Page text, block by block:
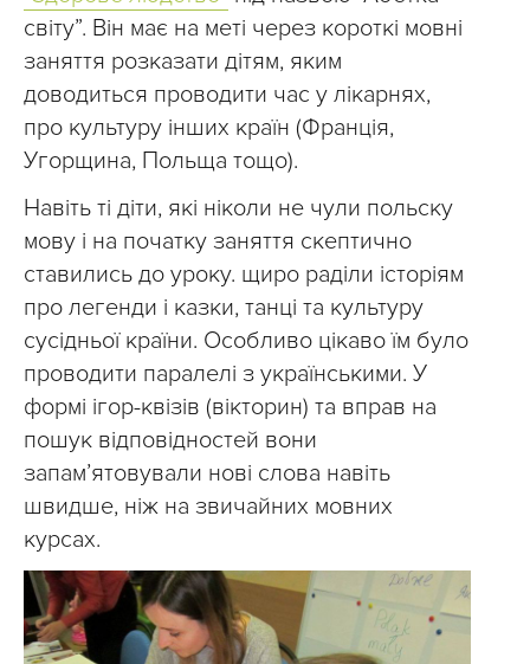
світу”. Він має на меті через короткі мовні
заняття розказати дітям, яким
доводиться проводити час у лікарнях,
про культуру інших країн (Франція,
Угорщина, Польща тощо).
Навіть ті діти, які ніколи не чули польску
мову і на початку заняття скептично
ставились до уроку. щиро раділи історіям
про легенди і казки, танці та культуру
сусідньої країни. Особливо цікаво їм було
проводити паралелі з українськими. У
формі ігор-квізів (вікторин) та вправ на
пошук відповідностей вони
запам’ятовували нові слова навіть
швидше, ніж на звичайних мовних
курсах.